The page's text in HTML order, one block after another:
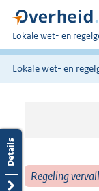
U
bent
hier:
Lokale wet- en
Lokale wet- en
Regeling